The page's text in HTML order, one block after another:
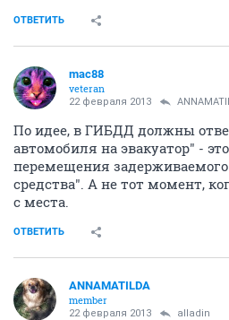
ОТВЕТИТЬ
mac88
veteran
22 февраля 2013
По идее, в ГИБДД должны
автомобиля на эвакуатор" -
перемещения задерживаемого
средства". А не тот момент,
с места.
ОТВЕТИТЬ
ANNAMATILDA
member
22 февраля 2013 alladin